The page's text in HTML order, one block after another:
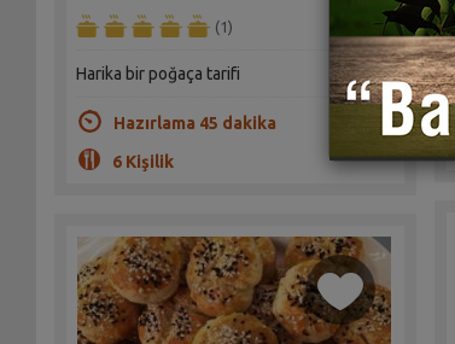
(1)
Harika bir poğaça tarifi
Hazırlama 45 dakika
6 Kişilik